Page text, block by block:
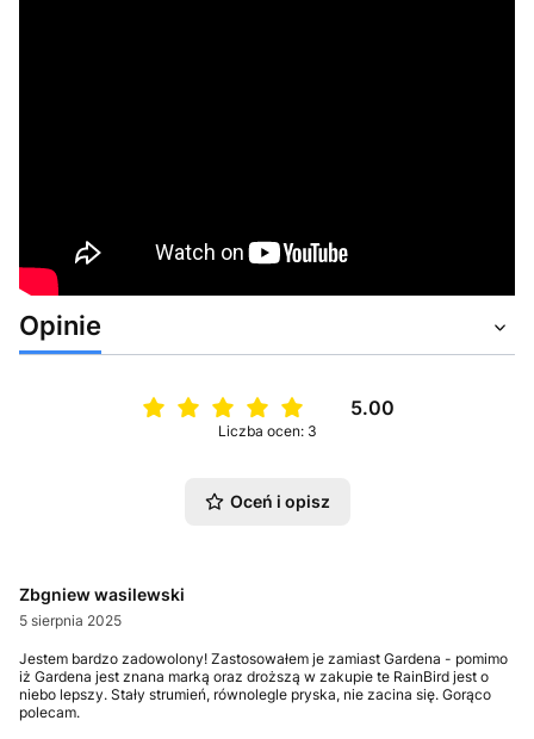
Opinie
5.00
Liczba ocen: 3
Oceń i opisz
Zbgniew wasilewski
5 sierpnia 2025
Jestem bardzo zadowolony! Zastosowałem je zamiast Gardena - pomimo
iż Gardena jest znana marką oraz droższą w zakupie te RainBird jest o
niebo lepszy. Stały strumień, równolegle pryska, nie zacina się. Gorąco
polecam.